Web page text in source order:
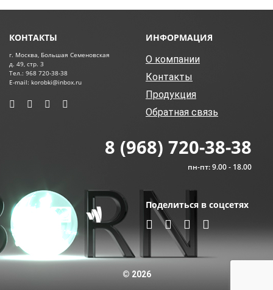
КОНТАКТЫ
г. Москва, Большая Семеновская
д. 49, стр. 3
Тел.: 968 720-38-38
E-mail: korobki@inbox.ru
ИНФОРМАЦИЯ
О компании
Контакты
Продукция
Обратная связь
8 (968) 720-38-38
пн-пт: 9.00 - 18.00
Поделиться в соцсетях
© 2026